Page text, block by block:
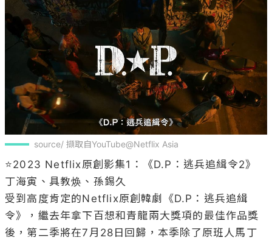
source/ 擷取自YouTube@Netflix Asia
⭐2023 Netflix原創影集1：《D.P：逃兵追緝令2》
丁海寅、具教焕、孫錫久
受到高度肯定的Netflix原創韓劇《D.P：逃兵追緝
令》，繼去年拿下百想和青龍兩大獎項的最佳作品獎
後，第二季將在7月28日回歸，本季除了原班人馬丁
海寅、具教煥、金成均、孫錫久都將回歸出演外，第
二季更加入《二十五，二十一》崔顯旭、《我是遺物
整理師》池珍熙、《三十九》金智賢等人也將參與演
出，新卡司也令人期待。以「逃兵追緝組」為故事背
景，第一季播出後就引起巨大討論聲量，而第一季的
衝擊性的結尾也讓人期待第二季的開播，第二季劇情